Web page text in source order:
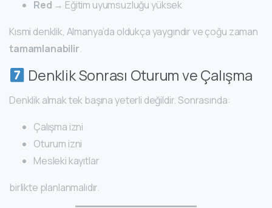
Red → Eğitim uyumsuzluğu yüksek
Kısmi denklik, Almanya’da oldukça yaygındır ve çoğu zaman
tamamlanabilir.
Denklik Sonrası Oturum ve Çalışma
Denklik almak tek başına yeterli değildir. Sonrasında:
Çalışma izni
Oturum izni
Mesleki kayıtlar
birlikte planlanmalıdır.